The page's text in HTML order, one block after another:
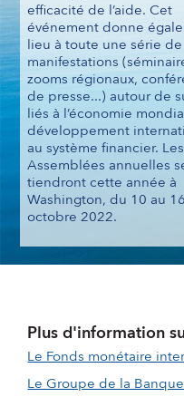
efficacité de l’aide. Cet
événement donne
lieu à toute une série de
manifestations
zooms régionaux,
de presse...) autour de
liés à l’économie
développement
au système financier. Les
Assemblées annuelles
tiendront cette année à
Washington, du 10 au 16
octobre 2022.
Plus d'information
Le Fonds monétaire
Le Groupe de la